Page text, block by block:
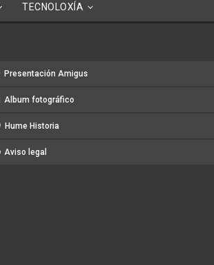
TECNOLOXÍA
Presentación Amigus
Album fotográfico
Hume Historia
Aviso legal